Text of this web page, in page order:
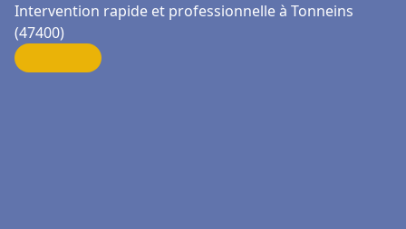
Intervention rapide et professionnelle à Tonneins
(47400)